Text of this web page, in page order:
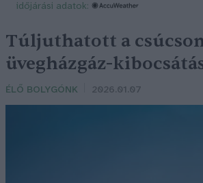
időjárási adatok:
Túljuthatott a
üvegházgáz-
ÉLŐ BOLYGÓNK 2026.01.07